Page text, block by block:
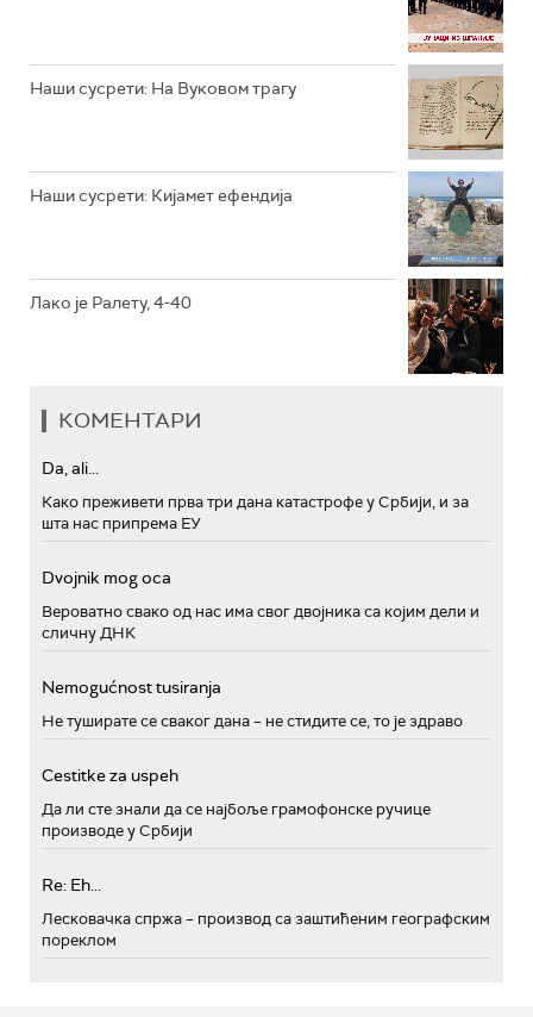
Наши сусрети: На Вуковом трагу
Наши сусрети: Кијамет ефендија
Лако је Ралету, 4-40
КОМЕНТАРИ
Da, ali...
Како преживети прва три дана катастрофе у Србији, и за
шта нас припрема ЕУ
Dvojnik mog oca
Вероватно свако од нас има свог двојника са којим дели и
сличну ДНК
Nemogućnost tusiranja
Не туширате се сваког дана – не стидите се, то је здраво
Cestitke za uspeh
Да ли сте знали да се најбоље грамофонске ручице
производе у Србији
Re: Eh...
Лесковачка спржа – производ са заштићеним географским
пореклом